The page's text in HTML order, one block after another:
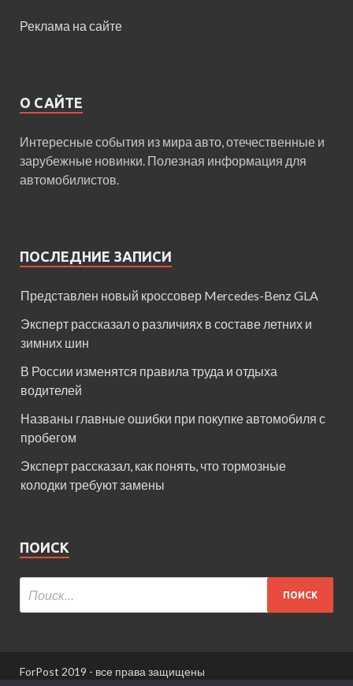
Реклама на сайте
О САЙТЕ
Интересные события из мира авто, отечественные и
зарубежные новинки. Полезная информация для
автомобилистов.
ПОСЛЕДНИЕ ЗАПИСИ
Представлен новый кроссовер Mercedes-Benz GLA
Эксперт рассказал о различиях в составе летних и
зимних шин
В России изменятся правила труда и отдыха
водителей
Названы главные ошибки при покупке автомобиля с
пробегом
Эксперт рассказал, как понять, что тормозные
колодки требуют замены
ПОИСК
ForPost 2019 - все права защищены